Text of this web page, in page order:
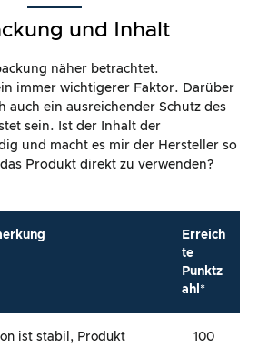
und Inhalt
näher betrachtet.
immer wichtigerer Faktor. Darüber
auch ein ausreichender Schutz des
sein. Ist der Inhalt der
und macht es mir der Hersteller so
Produkt direkt zu verwenden?
Erreich
te
Punktz
ahl*
ist stabil, Produkt
100